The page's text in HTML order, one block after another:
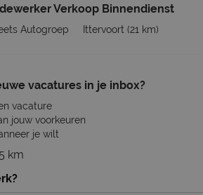
Verkoop Binnendienst
Autogroep Ittervoort (21 km)
vacatures in je inbox?
vacature
jouw voorkeuren
je wilt
km